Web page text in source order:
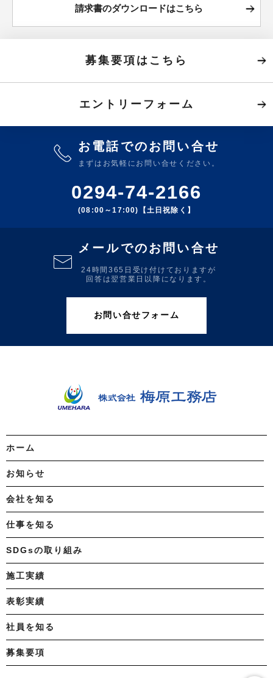
請求書のダウンロードはこちら
募集要項はこちら
エントリーフォーム
お電話でのお問い合せ
まずはお気軽にお問い合せください。
0294-74-2166
(08:00～17:00)【土日祝除く】
メールでのお問い合せ
24時間365日受け付けておりますが
回答は翌営業日以降になります。
お問い合せフォーム
ホーム
お知らせ
会社を知る
仕事を知る
SDGsの取り組み
施工実績
表彰実績
社員を知る
募集要項